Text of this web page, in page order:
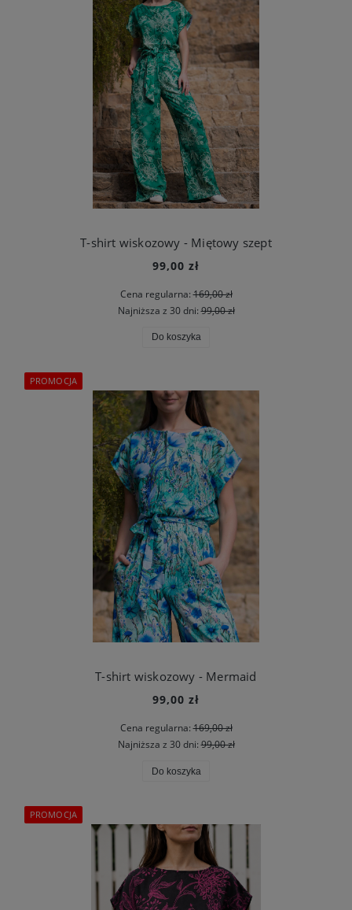
T-shirt wiskozowy - Miętowy szept
99,00 zł
Cena regularna:169,00 zł
Najniższa z 30 dni:99,00 zł
Do koszyka
T-shirt wiskozowy - Mermaid
99,00 zł
Cena regularna:169,00 zł
Najniższa z 30 dni:99,00 zł
Do koszyka
PROMOCJA
PROMOCJA